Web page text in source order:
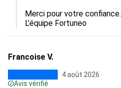
Merci pour votre confiance.
L’équipe Fortuneo
Francoise V.
4 août 2026
Avis vérifié